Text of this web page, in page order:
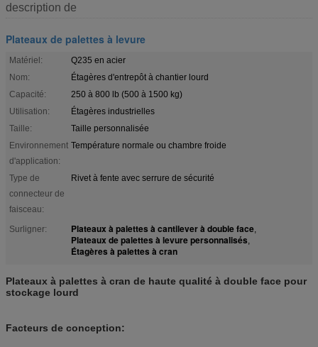
description de
Plateaux de palettes à levure
Matériel:
Q235 en acier
Nom:
Étagères d'entrepôt à chantier lourd
Capacité:
250 à 800 lb (500 à 1500 kg)
Utilisation:
Étagères industrielles
Taille:
Taille personnalisée
Environnement
d'application:
Température normale ou chambre froide
Type de
connecteur de
faisceau:
Rivet à fente avec serrure de sécurité
Surligner: Plateaux à palettes à cantilever à double face,
Plateaux de palettes à levure personnalisés,
Étagères à palettes à cran
Plateaux à palettes à cran de haute qualité à double face pour
stockage lourd
Facteurs de conception: